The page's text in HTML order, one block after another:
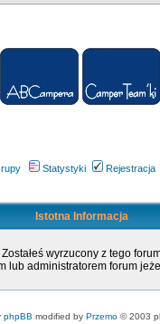
Statystyki Rejestracja
Istotna Informacja
Zostałeś wyrzucony z tego
lub administratorem forum
phpBB modified by Przemo © 2003